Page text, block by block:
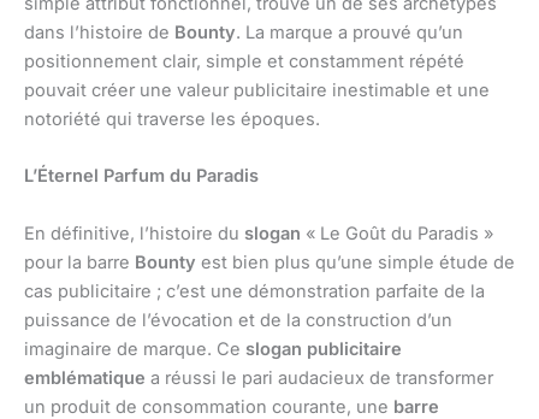
dans l’histoire de Bounty. La marque a prouvé qu’un
positionnement clair, simple et constamment répété
pouvait créer une valeur publicitaire inestimable et une
notoriété qui traverse les époques.
L’Éternel Parfum du Paradis
En définitive, l’histoire du slogan « Le Goût du Paradis »
pour la barre Bounty est bien plus qu’une simple étude de
cas publicitaire ; c’est une démonstration parfaite de la
puissance de l’évocation et de la construction d’un
imaginaire de marque. Ce slogan publicitaire
emblématique a réussi le pari audacieux de transformer
un produit de consommation courante, une barre